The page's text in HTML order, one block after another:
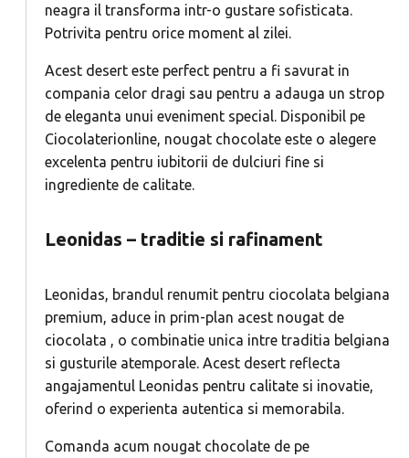
neagra il transforma intr-o gustare sofisticata.
Potrivita pentru orice moment al zilei.
Acest desert este perfect pentru a fi savurat in
compania celor dragi sau pentru a adauga un strop
de eleganta unui eveniment special. Disponibil pe
Ciocolaterionline, nougat chocolate este o alegere
excelenta pentru iubitorii de dulciuri fine si
ingrediente de calitate.
Leonidas – traditie si rafinament
Leonidas, brandul renumit pentru ciocolata belgiana
premium, aduce in prim-plan acest nougat de
ciocolata , o combinatie unica intre traditia belgiana
si gusturile atemporale. Acest desert reflecta
angajamentul Leonidas pentru calitate si inovatie,
oferind o experienta autentica si memorabila.
Comanda acum nougat chocolate de pe